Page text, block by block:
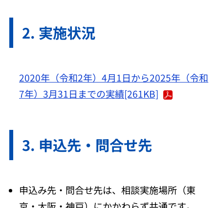
実施状況
2020年（令和2年）4月1日から2025年（令和
7年）3月31日までの実績[261KB]
申込先・問合せ先
申込み先・問合せ先は、相談実施場所（東